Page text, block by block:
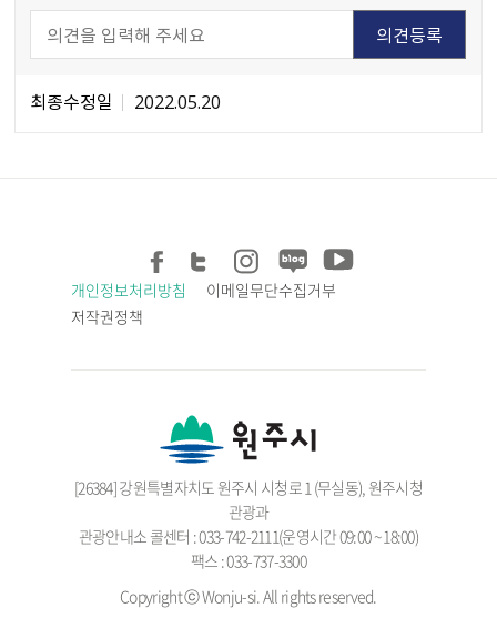
최종수정일 2022.05.20
개인정보처리방침
이메일무단수집거부
저작권정책
[26384] 강원특별자치도 원주시 시청로 1 (무실동), 원주시청
관광과
관광안내소 콜센터 : 033-742-2111(운영시간 09:00 ~ 18:00)
팩스 : 033-737-3300
Copyright ⓒ Wonju-si. All rights reserved.